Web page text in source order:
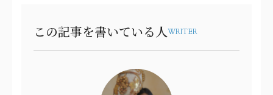
この記事を書いている人WRITER